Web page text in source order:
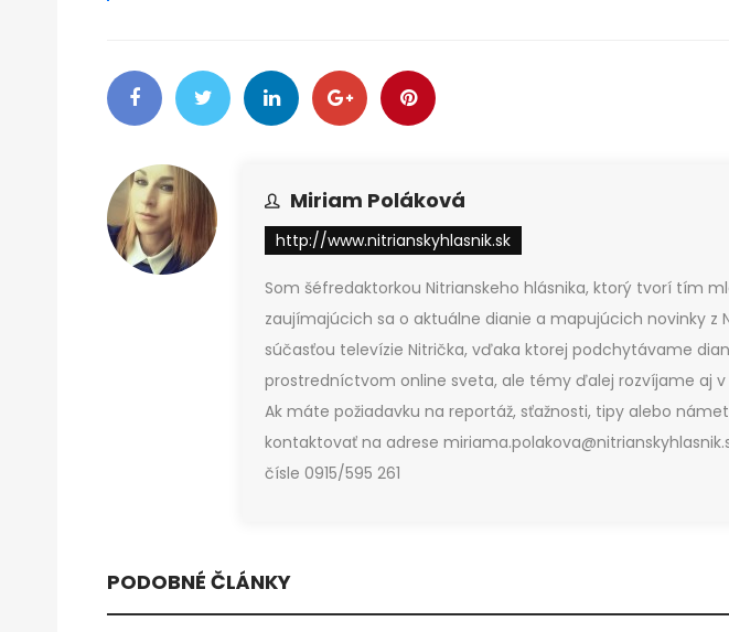
Miriam Poláková
http://www.nitrianskyhlasnik.sk
Som šéfredaktorkou Nitrianskeho hlásnika, ktorý tvorí tím
zaujímajúcich sa o aktuálne dianie a mapujúcich novinky z
súčasťou televízie Nitrička, vďaka ktorej podchytávame
prostredníctvom online sveta, ale témy ďalej rozvíjame aj v
Ak máte požiadavku na reportáž, sťažnosti, tipy alebo
kontaktovať na adrese
čísle 0915/595 261
PODOBNÉ ČLÁNKY